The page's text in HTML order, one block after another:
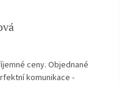
z 5 hvězdiček.
ceny. Objednané
komunikace -